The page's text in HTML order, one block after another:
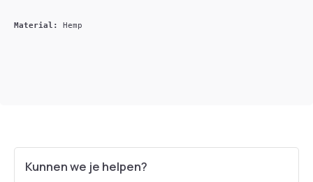
Material: Hemp
Kunnen we je helpen?